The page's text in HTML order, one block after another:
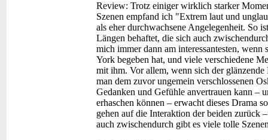
Review: Trotz einiger wirklich starker
Szenen empfand ich "Extrem laut und
als eher durchwachsene Angelegenheit. So
Längen behaftet, die sich auch
mich immer dann am interessantesten,
York begeben hat, und viele verschiedene
mit ihm. Vor allem, wenn sich der
man dem zuvor ungemein verschlossenen
Gedanken und Gefühle anvertrauen kann –
erhaschen können – erwacht dieses Drama
gehen auf die Interaktion der beiden zurück
auch zwischendurch gibt es viele tolle